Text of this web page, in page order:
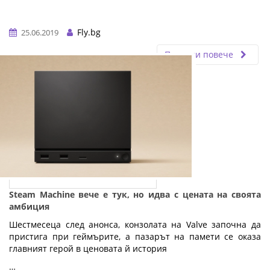
25.06.2019
Fly.bg
Прочети повече
Steam Machine вече е тук, но идва с цената на своята
амбиция
Шестмесеца след анонса, конзолата на Valve започна да
пристига при геймърите, а пазарът на памети се оказа
главният герой в ценовата й история
…